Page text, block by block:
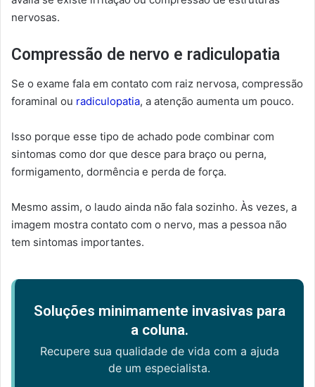
nervosas.
Compressão de nervo e radiculopatia
Se o exame fala em contato com raiz nervosa, compressão
foraminal ou radiculopatia, a atenção aumenta um pouco.
Isso porque esse tipo de achado pode combinar com
sintomas como dor que desce para braço ou perna,
formigamento, dormência e perda de força.
Mesmo assim, o laudo ainda não fala sozinho. Às vezes, a
imagem mostra contato com o nervo, mas a pessoa não
tem sintomas importantes.
Soluções minimamente invasivas para
a coluna.
Recupere sua qualidade de vida com a ajuda
de um especialista.